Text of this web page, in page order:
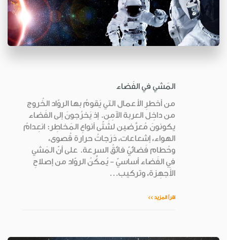
المَشي في الفَضاء
من أخطرِ الأعمال التي يَقومُ بها الروّاد الخُروج
من داخِل العربة الآمِن. إذ يَخرُجونَ إلى الفَضاء
يكونونَ مُعرَّضين لشَتّى أنواعِ المَخاطِر: انعِدامُ
الهواء، إشعاعات، دَرَجاتُ حرارة قُصوى،
وحُطام فَضائيّ فائقُ السرعة. على أنّ المَشي
في الفَضاء أساسيّ - يُمكِّنُ الروّاد من إصلاحِ
الأَجهِزة، وتركيب...
اقرأ المزيد >>